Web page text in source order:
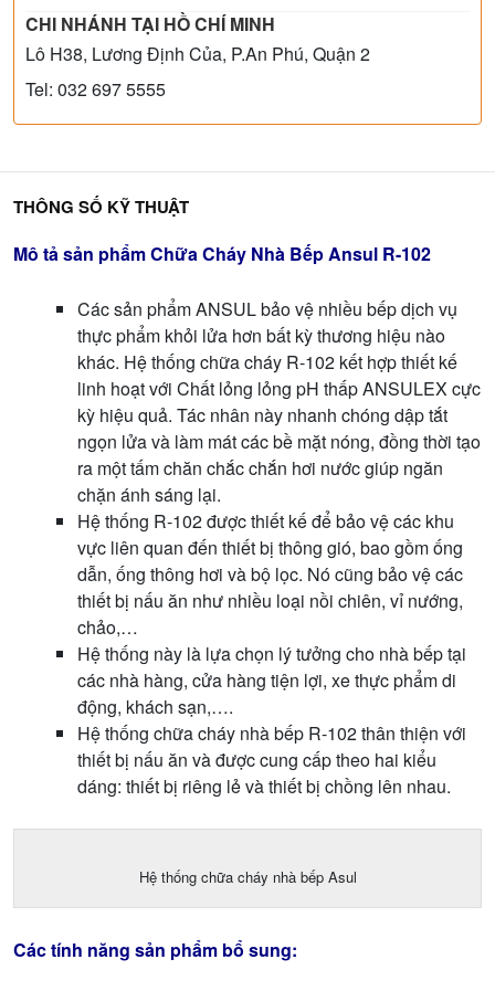
CHI NHÁNH TẠI HỒ CHÍ MINH
Lô H38, Lương Định Của, P.An Phú, Quận 2
Tel: 032 697 5555
Mô tả sản phẩm Chữa Cháy Nhà Bếp Ansul R-102
Các sản phẩm ANSUL bảo vệ nhiều bếp dịch vụ
thực phẩm khỏi lửa hơn bất kỳ thương hiệu nào
khác. Hệ thống chữa cháy R-102 kết hợp thiết kế
linh hoạt với Chất lỏng lỏng pH thấp ANSULEX cực
kỳ hiệu quả. Tác nhân này nhanh chóng dập tắt
ngọn lửa và làm mát các bề mặt nóng, đồng thời tạo
ra một tấm chăn chắc chắn hơi nước giúp ngăn
chặn ánh sáng lại.
Hệ thống R-102 được thiết kế để bảo vệ các khu
vực liên quan đến thiết bị thông gió, bao gồm ống
dẫn, ống thông hơi và bộ lọc. Nó cũng bảo vệ các
thiết bị nấu ăn như nhiều loại nồi chiên, vỉ nướng,
chảo,…
Hệ thống này là lựa chọn lý tưởng cho nhà bếp tại
các nhà hàng, cửa hàng tiện lợi, xe thực phẩm di
động, khách sạn,….
Hệ thống chữa cháy nhà bếp R-102 thân thiện với
thiết bị nấu ăn và được cung cấp theo hai kiểu
dáng: thiết bị riêng lẻ và thiết bị chồng lên nhau.
Hệ thống chữa cháy nhà bếp Asul
Các tính năng sản phẩm bổ sung:
THÔNG SỐ KỸ THUẬT